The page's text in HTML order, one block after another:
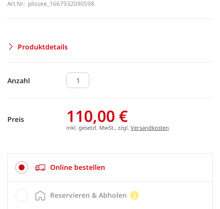
Art.Nr.: plissee_1667932090598
Produktdetails
Anzahl
Preis 110,00 €
inkl. gesetzl. MwSt., zzgl. Versandkosten
Online bestellen
Reservieren & Abholen